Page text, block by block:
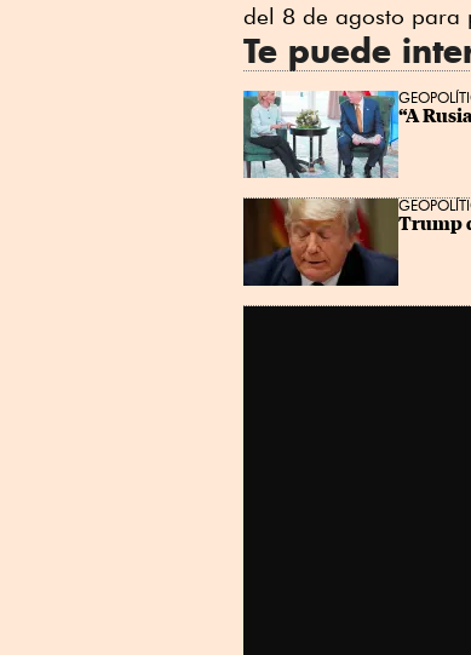
del 8 de agosto para
Te puede
“A
Trump